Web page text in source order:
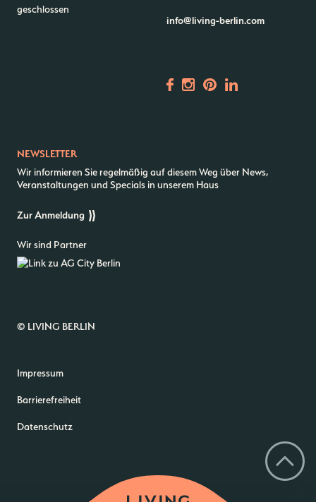
geschlossen
info@living-berlin.com
NEWSLETTER
Wir informieren Sie regelmäßig auf diesem Weg über News,
Veranstaltungen und Specials in unserem Haus
Zur Anmeldung
Wir sind Partner
© LIVING BERLIN
Impressum
Barrierefreiheit
Datenschutz